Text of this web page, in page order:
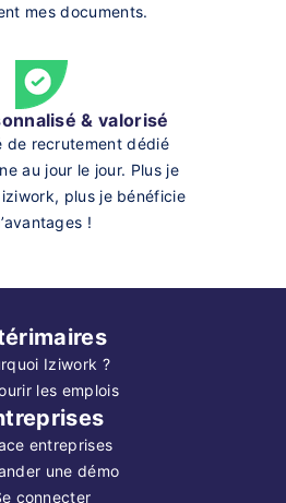
mes documents.
& valorisé
de recrutement dédié
au jour le jour. Plus je
plus je bénéficie
!
Iziwork ?
les emplois
entreprises
une démo
connecter